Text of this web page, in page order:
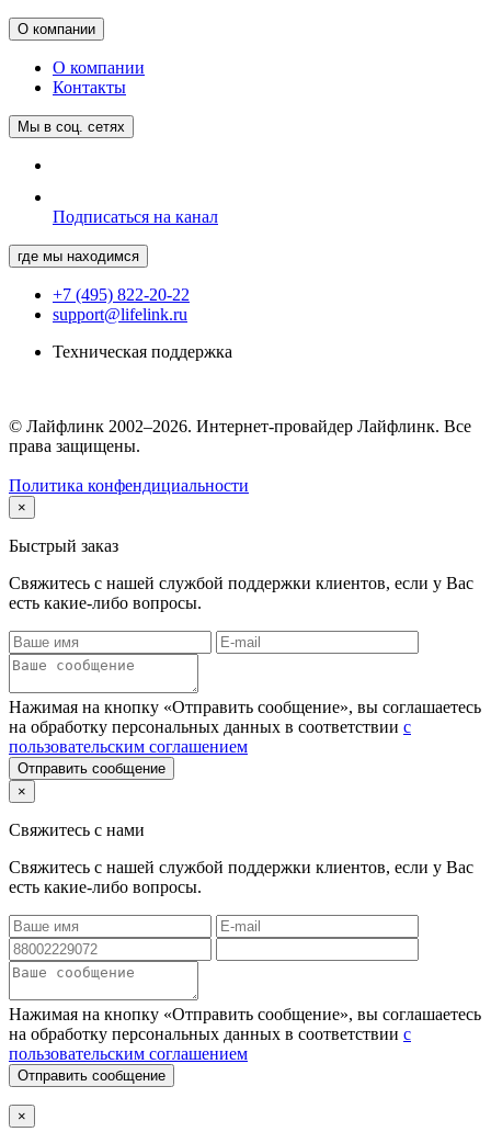
О компании
О компании
Контакты
Мы в соц. сетях
Подписаться на канал
где мы находимся
+7 (495) 822-20-22
support@lifelink.ru
Техническая поддержка
© Лайфлинк 2002–2026. Интернет-провайдер Лайфлинк. Все
права защищены.
Политика конфендициальности
×
Быстрый заказ
Свяжитесь с нашей службой поддержки клиентов, если у Вас
есть какие-либо вопросы.
Нажимая на кнопку «Отправить сообщение», вы соглашаетесь
на обработку персональных данных в соответствии с
пользовательским соглашением
Отправить сообщение
×
Свяжитесь с нами
Свяжитесь с нашей службой поддержки клиентов, если у Вас
есть какие-либо вопросы.
Нажимая на кнопку «Отправить сообщение», вы соглашаетесь
на обработку персональных данных в соответствии с
пользовательским соглашением
Отправить сообщение
×